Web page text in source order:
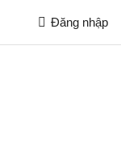
Đăng nhập